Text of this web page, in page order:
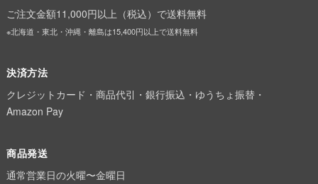
ご注文金額11,000円以上（税込）で送料無料
※北海道・東北・沖縄・離島は15,400円以上で送料無料
決済方法
クレジットカード・商品代引・銀行振込・ゆうちょ振替・
Amazon Pay
商品発送
通常営業日の火曜〜金曜日